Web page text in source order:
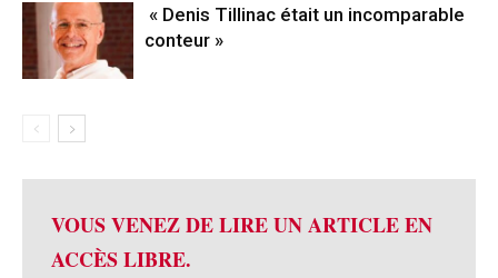
« Denis Tillinac était un incomparable
conteur »
VOUS VENEZ DE LIRE UN ARTICLE EN
ACCÈS LIBRE.